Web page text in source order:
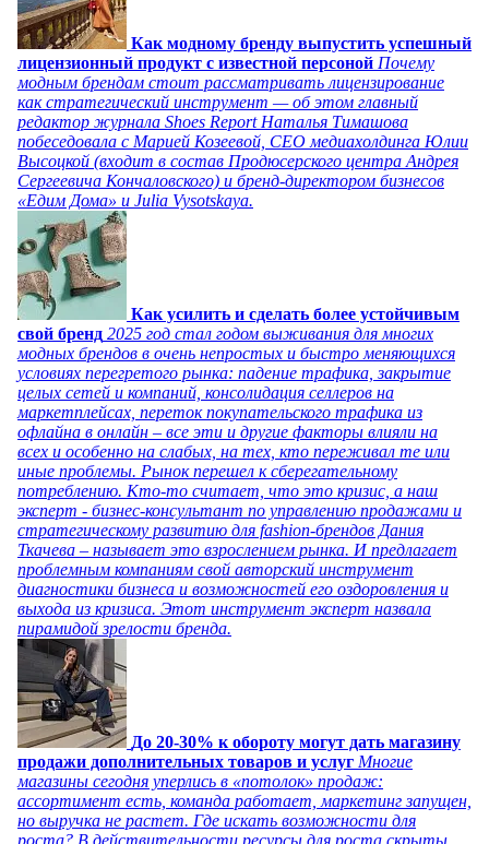
Как модному бренду выпустить успешный
лицензионный продукт с известной персоной Почему
модным брендам стоит рассматривать лицензирование
как стратегический инструмент — об этом главный
редактор журнала Shoes Report Наталья Тимашова
побеседовала с Марией Козеевой, СЕО медиахолдинга Юлии
Высоцкой (входит в состав Продюсерского центра Андрея
Сергеевича Кончаловского) и бренд-директором бизнесов
«Едим Дома» и Julia Vysotskaya.
Как усилить и сделать более устойчивым
свой бренд 2025 год стал годом выживания для многих
модных брендов в очень непростых и быстро меняющихся
условиях перегретого рынка: падение трафика, закрытие
целых сетей и компаний, консолидация селлеров на
маркетплейсах, переток покупательского трафика из
офлайна в онлайн – все эти и другие факторы влияли на
всех и особенно на слабых, на тех, кто переживал те или
иные проблемы. Рынок перешел к сберегательному
потреблению. Кто-то считает, что это кризис, а наш
эксперт - бизнес-консультант по управлению продажами и
стратегическому развитию для fashion-брендов Дания
Ткачева – называет это взрослением рынка. И предлагает
проблемным компаниям свой авторский инструмент
диагностики бизнеса и возможностей его оздоровления и
выхода из кризиса. Этот инструмент эксперт назвала
пирамидой зрелости бренда.
До 20-30% к обороту могут дать магазину
продажи дополнительных товаров и услуг Многие
магазины сегодня уперлись в «потолок» продаж:
ассортимент есть, команда работает, маркетинг запущен,
но выручка не растет. Где искать возможности для
роста? В действительности ресурсы для роста скрыты